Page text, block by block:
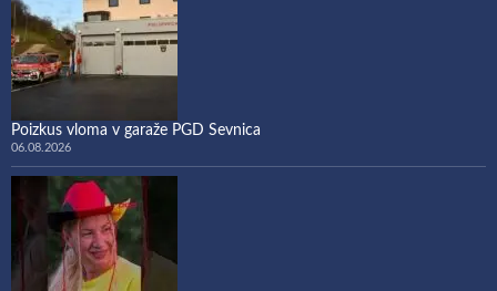
Poizkus vloma v garaže PGD Sevnica
06.08.2026